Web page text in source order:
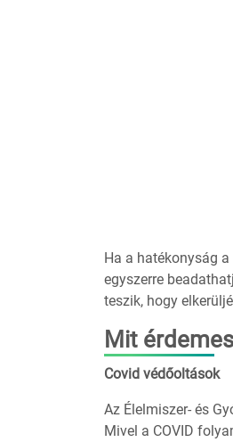
Ha a hatékonyság
egyszerre
teszik, hogy
Mit
Covid védőoltások
Az Élelmiszer- és
Mivel a COVID